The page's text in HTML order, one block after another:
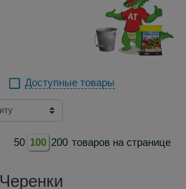
Доступные товары
50 100 200 товаров на странице
Черенки